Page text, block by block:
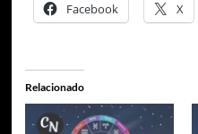
Facebook X
Relacionado